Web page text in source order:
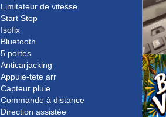
Limitateur de vitesse
Start Stop
Isofix
Bluetooth
5 portes
Anticarjacking
Appuie-tete arr
Capteur pluie
Commande à distance
Direction assistée